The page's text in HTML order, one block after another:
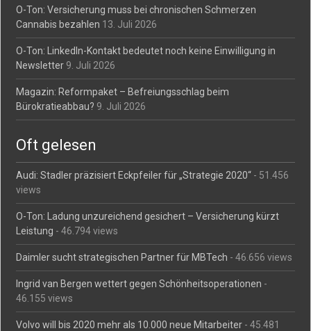
O-Ton: Versicherung muss bei chronischen Schmerzen
Cannabis bezahlen 13. Juli 2026
O-Ton: LinkedIn-Kontakt bedeutet noch keine Einwilligung in
Newsletter 9. Juli 2026
Magazin: Reformpaket – Befreiungsschlag beim
Bürokratieabbau? 9. Juli 2026
Oft gelesen
Audi: Stadler präzisiert Eckpfeiler für „Strategie 2020“ - 51.456
views
O-Ton: Ladung unzureichend gesichert – Versicherung kürzt
Leistung - 46.794 views
Daimler sucht strategischen Partner für MBTech - 46.656 views
Ingrid van Bergen wettert gegen Schönheitsoperationen -
46.155 views
Volvo will bis 2020 mehr als 10.000 neue Mitarbeiter - 45.481